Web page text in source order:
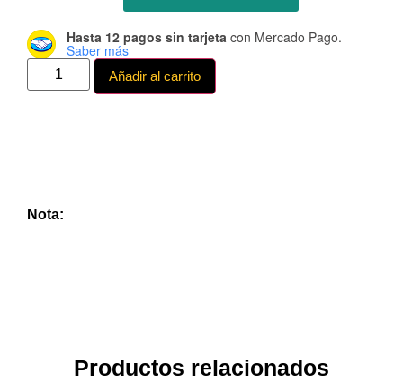
Hasta 12 pagos sin tarjeta con Mercado Pago.
Saber más
Añadir al carrito
Nota:
Productos relacionados